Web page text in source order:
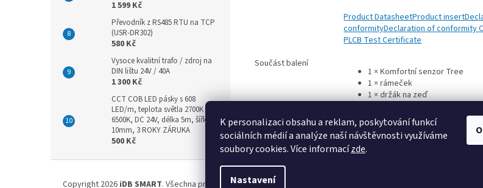
K personalizaci obsahu a reklam, poskytování funkcí
sociálních médií a analýze naší návštěvnosti využíváme
soubory cookies. Více informacízde.
Nastavení
1 599 Kč
Převodník z RS485 RTU na TCP
(USR-DR302)
580 Kč
Vysoce kvalitní trafo / zdroj na
DIN lištu 24V / 40A
1 300 Kč
CCT COB LED pásky s 608
LED/m, teplota světla 2700K až
6500K, DC 24V, délka 5m, šířka
10mm, 3 ROKY ZÁRUKA
500 Kč
Product DatasheetProduct insert
conformityDeclaration of conformity
PLCB Test Certificate
Součást balení
1 × Komfortní senzor Tree
1 × rámeček
1 × držák na zeď
Copyright 2026 iDB SMART. Všechna práva vyhrazena.Upravit nastavení cookies